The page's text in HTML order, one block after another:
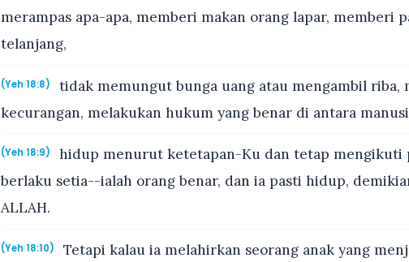
merampas apa-apa, memberi makan orang lapar, memberi
telanjang,
(Yeh 18:8)
tidak memungut bunga uang atau mengambil riba,
kecurangan, melakukan hukum yang benar di antara
(Yeh 18:9)
hidup menurut ketetapan-Ku dan tetap mengikuti
berlaku setia--ialah orang benar, dan ia pasti hidup,
ALLAH.
(Yeh 18:10)
Tetapi kalau ia melahirkan seorang anak yang